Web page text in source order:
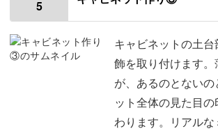
引き出しの中のガイドを作る
引き出しに使用する材料
5
キャビネットの土
飾を取り付けます
が、あるのとない
ット全体の見た目
わります。リアル